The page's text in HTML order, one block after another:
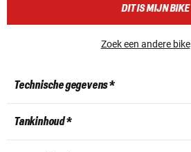
DIT IS MIJN BIKE
Zoek een andere bike
Technische gegevens *
Tankinhoud *